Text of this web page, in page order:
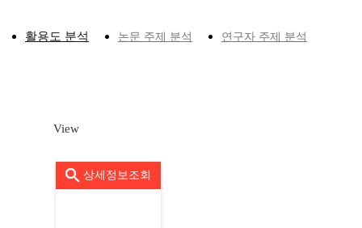
활용도 분석 논문 주제 분석 연구자 주제 분석
View
상세정보조회